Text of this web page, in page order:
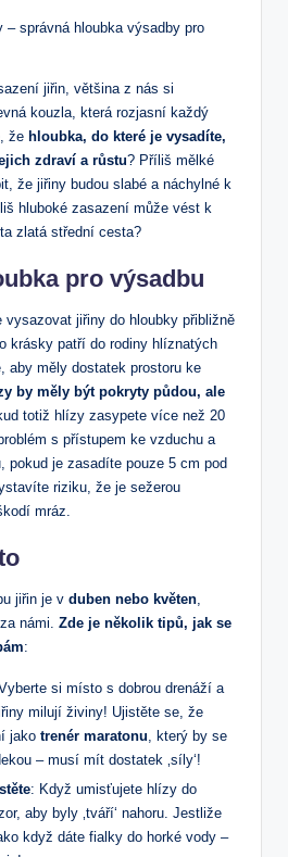
– správná hloubka výsadby pro
jiřin, většina z nás si
kouzla, která rozjasní každý
že hloubka, do které je vysadíte,
zdraví a růstu? Příliš mělké
že jiřiny budou slabé a náchylné k
hluboké zasazení může vést k
zlatá střední cesta?
pro výsadbu
vysazovat jiřiny do hloubky přibližně
krásky patří do rodiny hlíznatých
aby měly dostatek prostoru ke
by měly být pokryty půdou, ale
totiž hlízy zasypete více než 20
s přístupem ke vzduchu a
pokud je zasadíte pouze 5 cm pod
riziku, že je sežerou
mráz.
jiřin je v duben nebo květen
námi. Zde je několik tipů, jak se
:
si místo s dobrou drenáží a
milují živiny! Ujistěte se, že
jako trenér maratonu , který by se
– musí mít dostatek ‚síly‘!
: Když umisťujete hlízy do
aby byly ‚tváří‘ nahoru. Jestliže
když dáte fialky do horké vody –